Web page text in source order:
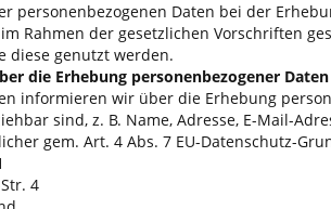
personenbezogenen Daten bei der
Rahmen der gesetzlichen Vorschriften
diese genutzt werden.
die Erhebung personenbezogener Daten
informieren wir über die Erhebung
sind, z. B. Name, Adresse, E-Mail-
gem. Art. 4 Abs. 7 EU-Datenschutz-
4